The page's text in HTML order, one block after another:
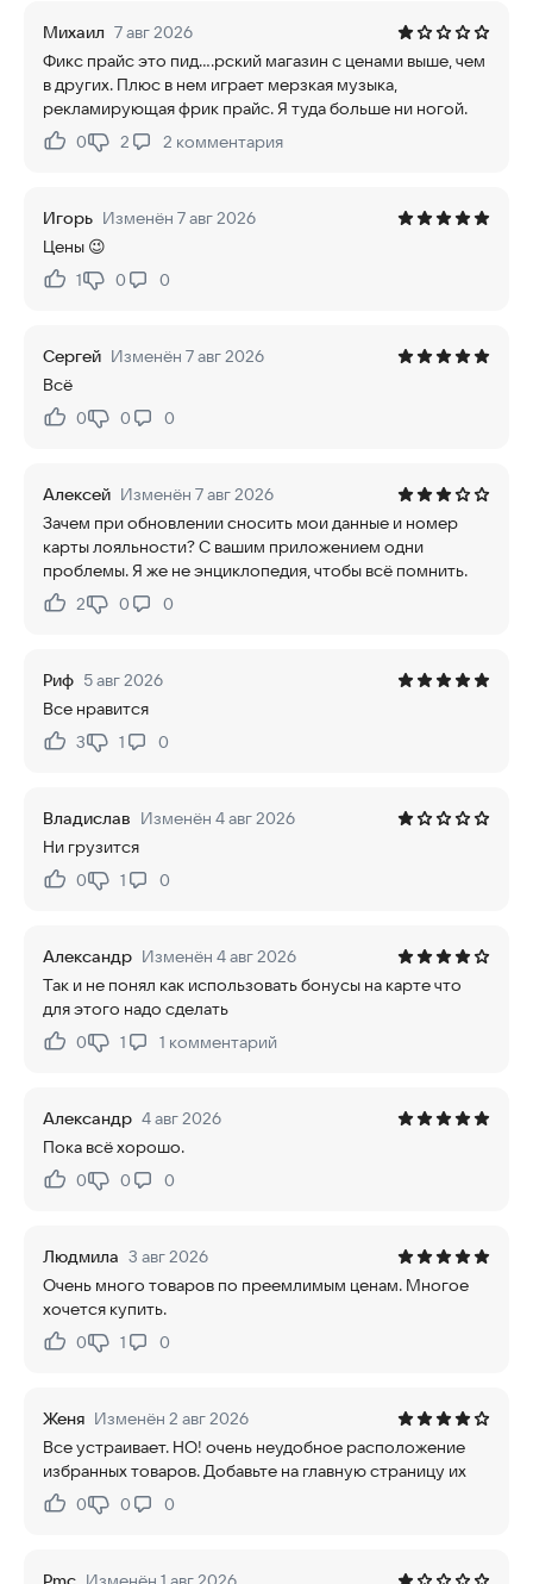
Михаил 7 авг 2026
Фикс прайс это пид....рский магазин с ценами выше, чем
в других. Плюс в нем играет мерзкая музыка,
рекламирующая фрик прайс. Я туда больше ни ногой.
Нравится:
0Не нравится:
2 2 комментария
Игорь Изменён 7 авг 2026
Цены 😉
Нравится:
1Не нравится:
0 0
Сергей Изменён 7 авг 2026
Всё
Нравится:
0Не нравится:
0 0
Алексей Изменён 7 авг 2026
Зачем при обновлении сносить мои данные и номер
карты лояльности? С вашим приложением одни
проблемы. Я же не энциклопедия, чтобы всё помнить.
Нравится:
2Не нравится:
0 0
Риф 5 авг 2026
Все нравится
Нравится:
3Не нравится:
1 0
Владислав Изменён 4 авг 2026
Ни грузится
Нравится:
0Не нравится:
1 0
Александр Изменён 4 авг 2026
Так и не понял как использовать бонусы на карте что
для этого надо сделать
Нравится:
0Не нравится:
1 1 комментарий
Александр 4 авг 2026
Пока всё хорошо.
Нравится:
0Не нравится:
0 0
Людмила 3 авг 2026
Очень много товаров по преемлимым ценам. Многое
хочется купить.
Нравится:
0Не нравится:
1 0
Женя Изменён 2 авг 2026
Все устраивает. НО! очень неудобное расположение
избранных товаров. Добавьте на главную страницу их
Нравится:
0Не нравится:
0 0